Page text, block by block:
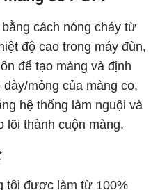
cách nóng chảy từ
độ cao trong máy đùn,
để tạo màng và định
mỏng của màng co,
hệ thống làm nguội và
lõi thành cuộn màng.
tôi được làm từ 100%